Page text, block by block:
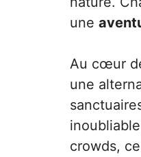
une
Au cœur
une
crowds,